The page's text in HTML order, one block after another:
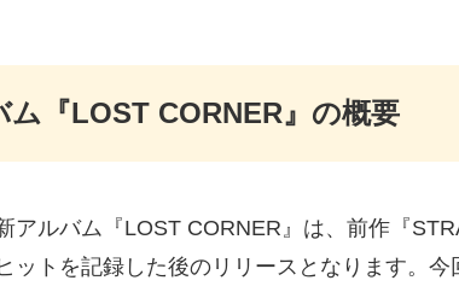
ム『LOST CORNER』の概要
アルバム『LOST CORNER』は、前作『
ットを記録した後のリリースとなります。